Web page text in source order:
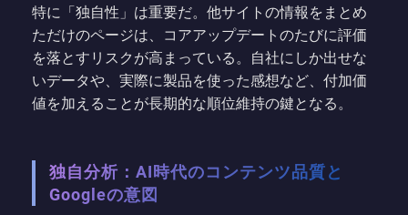
特に「独自性」は重要だ。他サイトの情報をまとめ
ただけのページは、コアアップデートのたびに評価
を落とすリスクが高まっている。自社にしか出せな
いデータや、実際に製品を使った感想など、付加価
値を加えることが長期的な順位維持の鍵となる。
独自分析：AI時代のコンテンツ品質と
Googleの意図